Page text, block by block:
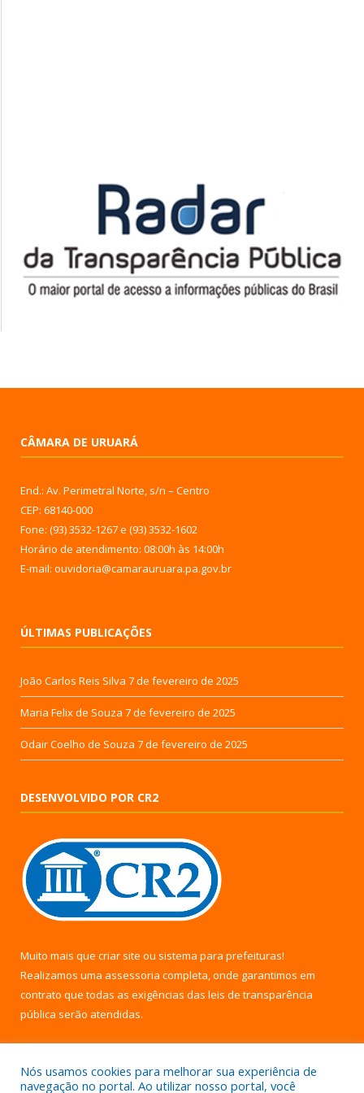
CÂMARA DE URUARÁ
End.: Av. Perimetral Norte, s/n – Centro
CEP: 68140-000
Fone: (93) 3532-1267 e (93) 3532-1602
Horário de atendimento: 08:00h às 14:00h
E-mail: ouvidoria@camarauruara.pa.gov.br
ÚLTIMAS PUBLICAÇÕES
João Carlos Reis Silva 7 de fevereiro de 2025
Maria Felix de Souza 7 de fevereiro de 2025
Odair Coelho de Souza 7 de fevereiro de 2025
DESENVOLVIDO POR CR2
Muito mais que criar site ou sistema para prefeituras!
Realizamos uma assessoria completa, onde garantimos em
contrato que todas as exigências das leis de transparência
pública serão atendidas.
Nós usamos cookies para melhorar sua experiência de
navegação no portal. Ao utilizar nosso portal, você